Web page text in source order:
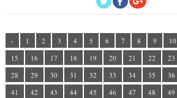
‹ 1 2 3 4 5 6 7 8 9 10
15
16 17 18 19 20 21 22 23
28
29 30 31 32 33 34 35 36
41
42 43 44 45 46 47 48 49